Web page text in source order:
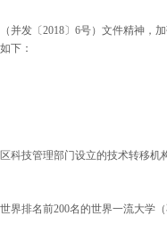
发〔2018〕6号）文件精神
下：
科技管理部门设立的技术转移机
排名前200名的世界一流大